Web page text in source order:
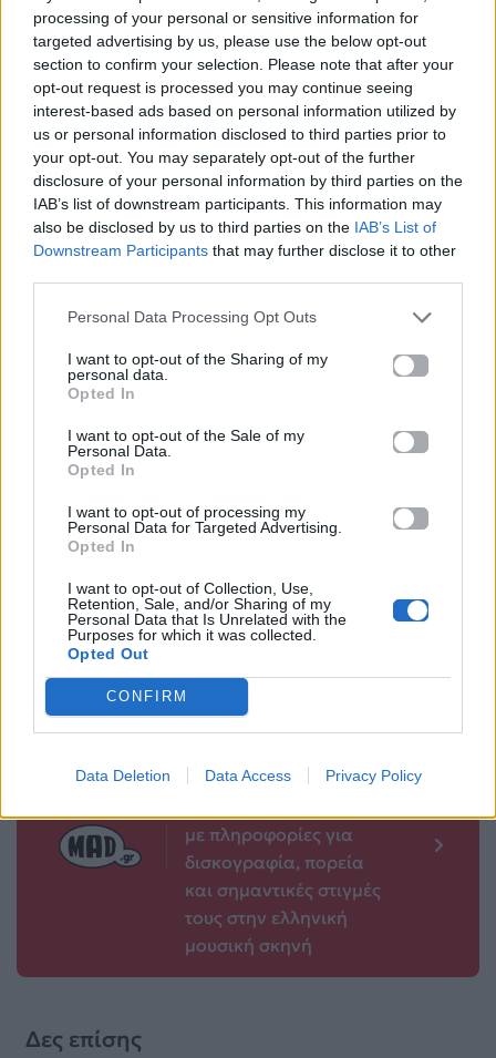
processing of your personal or sensitive information for
targeted advertising by us, please use the below opt-out
section to confirm your selection. Please note that after your
opt-out request is processed you may continue seeing
interest-based ads based on personal information utilized by
us or personal information disclosed to third parties prior to
your opt-out. You may separately opt-out of the further
disclosure of your personal information by third parties on the
IAB’s list of downstream participants. This information may
also be disclosed by us to third parties on the IAB’s List of
Downstream Participants that may further disclose it to other
Personal Data Processing Opt Outs
I want to opt-out of the Sharing of my
personal data.
Opted In
I want to opt-out of the Sale of my
Personal Data.
Opted In
I want to opt-out of processing my
Personal Data for Targeted Advertising.
Opted In
I want to opt-out of Collection, Use,
Retention, Sale, and/or Sharing of my
Personal Data that Is Unrelated with the
Purposes for which it was collected.
Opted Out
CONFIRM
Data Deletion Data Access Privacy Policy
Mad.gr στο MSN
Μοιράσου αυτό το άρθρο
Προηγούμενο
Τέλος εποχής για το
«Euphoria»; Ο
δημιουργός μιλά
για το μέλλον της
σειράς
13.04.2026
Επόμενο
Boys» για ένα
Ελλήνων
με πληροφορίες για
δισκογραφία, πορεία
και σημαντικές στιγμές
τους στην ελληνική
μουσική σκηνή
Δες επίσης